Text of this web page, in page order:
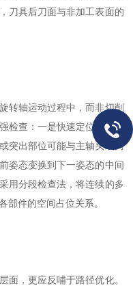
刀具后刀面与非加工表面的
轴运动过程中，而非切削
检查：一是快速定位阶段，
突出部位可能与主轴头或刀
姿态变换到下一姿态的中间
用分段检查法，将连续的多
部件的空间占位关系。
，更应反哺于路径优化。